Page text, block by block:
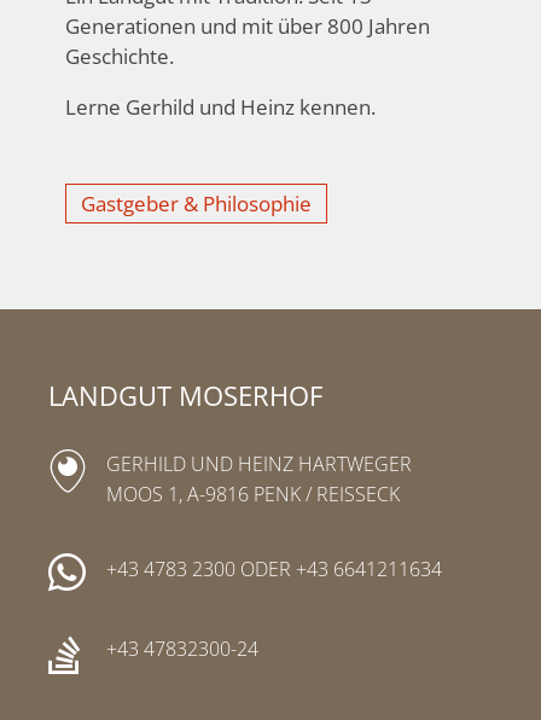
Generationen und mit über 800 Jahren
Geschichte.
Lerne Gerhild und Heinz kennen.
Gastgeber & Philosophie
LANDGUT MOSERHOF
GERHILD UND HEINZ HARTWEGER
MOOS 1, A-9816 PENK / REISSECK
+43 4783 2300 ODER +43 6641211634
+43 47832300-24